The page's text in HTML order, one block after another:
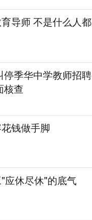
导师 不是什么人都
停季华中学教师招聘
核查
钱做手脚
应休尽休"的底气